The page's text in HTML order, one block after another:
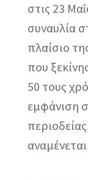
στις 23
συναυλία
πλαίσιο
που
50 τους
εμφάνιση